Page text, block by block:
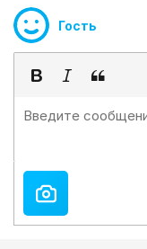
Гость